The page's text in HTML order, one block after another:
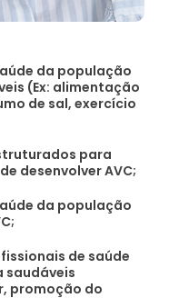
da população
(Ex: alimentação
de sal, exercício
para
desenvolver AVC;
da população
de saúde
saudáveis
promoção do